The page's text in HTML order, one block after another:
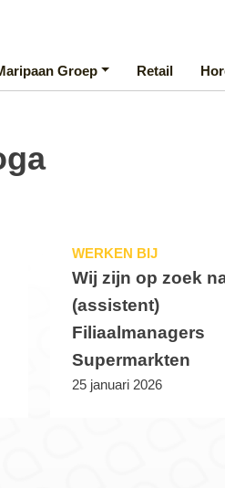
Groep Retail
WERKEN BIJ
Wij zijn op zoek
(assistent)
Filiaalmanagers
Supermarkten
25 januari 2026